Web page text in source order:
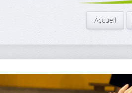
Accueil